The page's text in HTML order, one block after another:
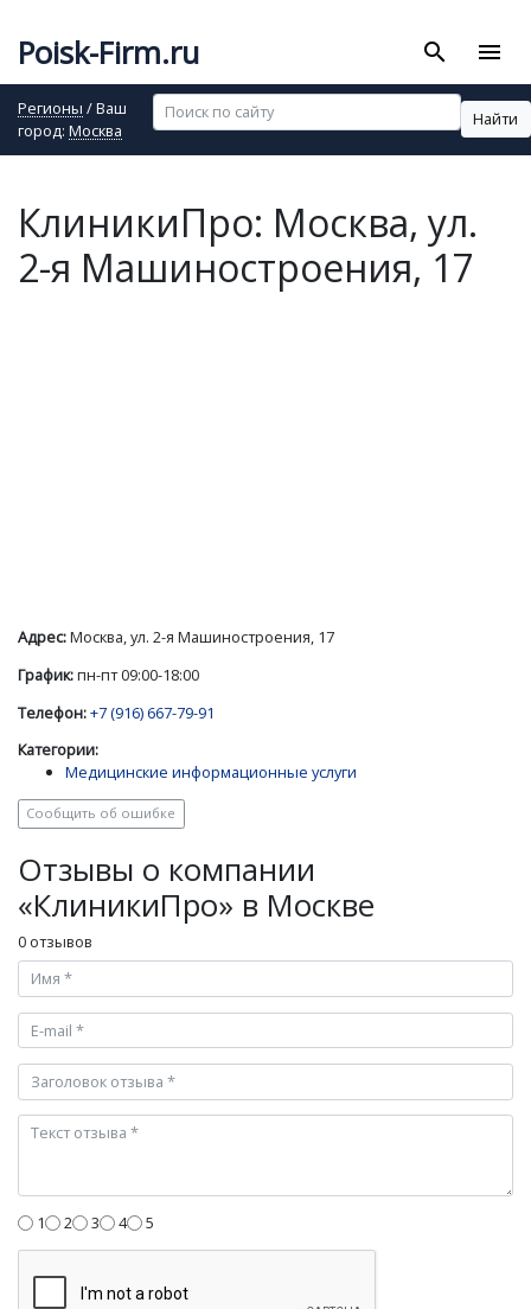
Poisk-Firm.ru search menu
Регионы / Ваш
город: Москва
Найти
КлиникиПро: Москва, ул.
2-я Машиностроения, 17
Адрес:Москва, ул. 2-я Машиностроения, 17
График:пн-пт 09:00-18:00
Телефон:+7 (916) 667-79-91
Категории:
Медицинские информационные услуги
Сообщить об ошибке
Отзывы о компании
«КлиникиПро» в Москве
0 отзывов
1 2 3 4 5